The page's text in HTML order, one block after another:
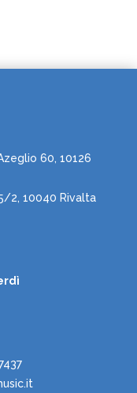
60, 10126
2, 10040 Rivalta